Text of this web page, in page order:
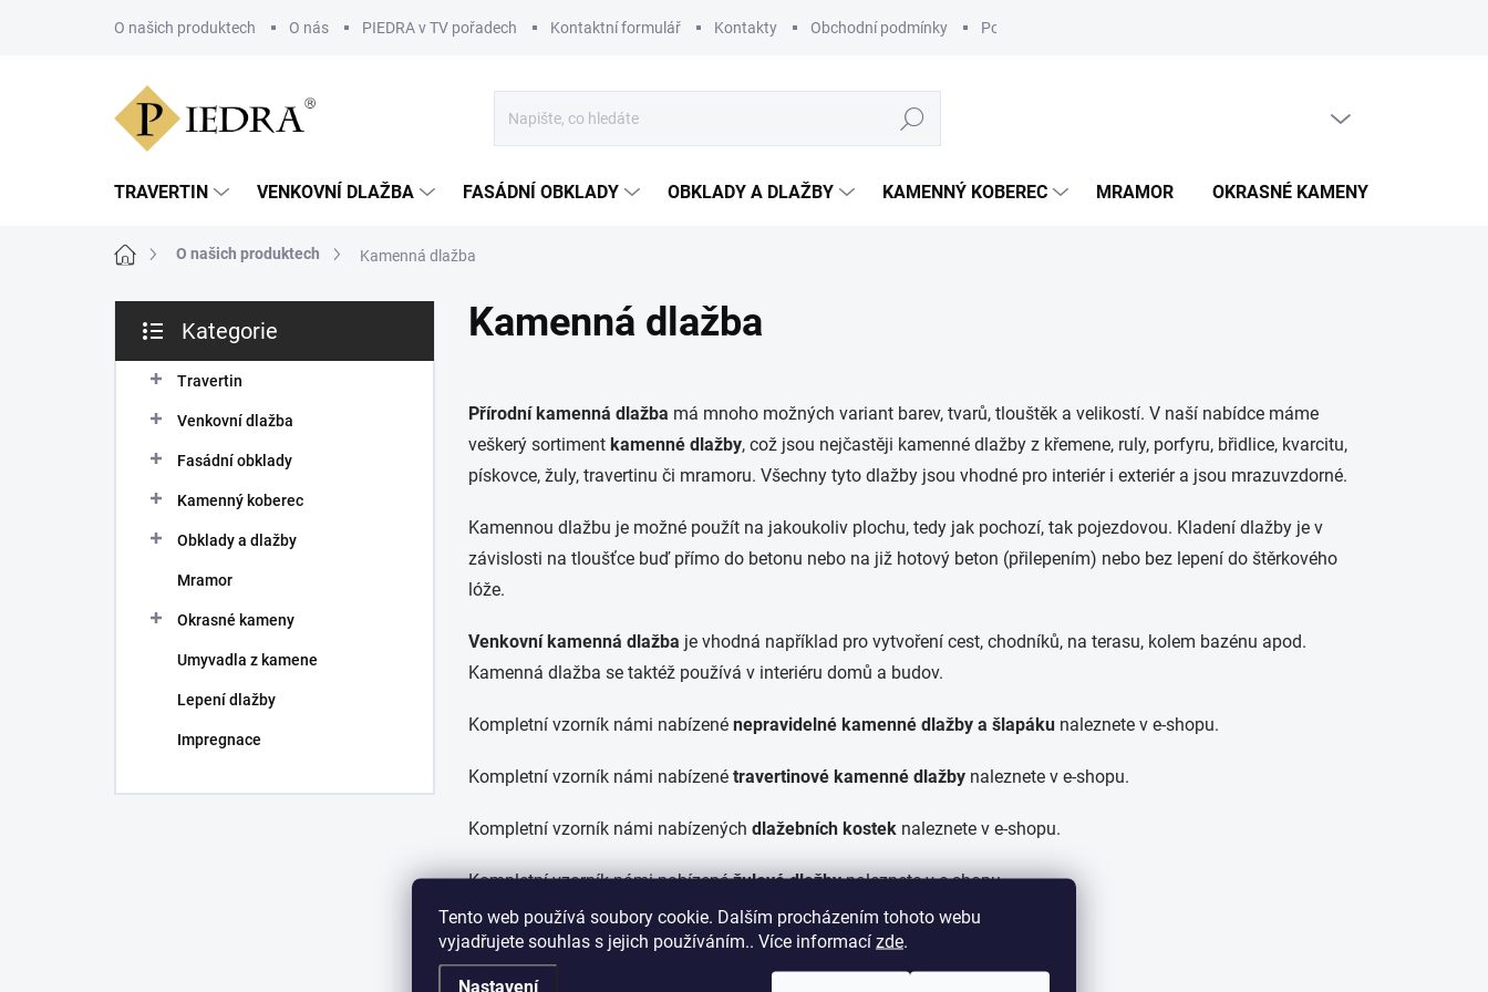
Tento web používá soubory cookie. Dalším procházením tohoto webu
vyjadřujete souhlas s jejich používáním.. Více informací zde.
Nastavení
O našich produktech O nás PIEDRA v TV pořadech Kontaktní formulář Kontakty Obchodní podmínky Podmínky ochrany osobních údajů
Hledat
TRAVERTIN VENKOVNÍ DLAŽBA FASÁDNÍ OBKLADY OBKLADY A DLAŽBY KAMENNÝ KOBEREC MRAMOR OKRASNÉ KAMENY
Domů O našich produktech Kamenná dlažba
s
Přeskočit
kategorie
Kategorie
Travertin
Venkovní dlažba
Fasádní obklady
Kamenný koberec
Obklady a dlažby
Mramor
Okrasné kameny
Umyvadla z kamene
Lepení dlažby
Impregnace
Kamenná dlažba
Přírodní kamenná dlažba má mnoho možných variant barev, tvarů, tlouštěk a velikostí. V naší nabídce máme
veškerý sortiment kamenné dlažby, což jsou nejčastěji kamenné dlažby z křemene, ruly, porfyru, břidlice, kvarcitu,
pískovce, žuly, travertinu či mramoru. Všechny tyto dlažby jsou vhodné pro interiér i exteriér a jsou mrazuvzdorné.
Kamennou dlažbu je možné použít na jakoukoliv plochu, tedy jak pochozí, tak pojezdovou. Kladení dlažby je v
závislosti na tloušťce buď přímo do betonu nebo na již hotový beton (přilepením) nebo bez lepení do štěrkového
lóže.
Venkovní kamenná dlažba je vhodná například pro vytvoření cest, chodníků, na terasu, kolem bazénu apod.
Kamenná dlažba se taktéž používá v interiéru domů a budov.
Kompletní vzorník námi nabízené nepravidelné kamenné dlažby a šlapáku naleznete v e-shopu.
Kompletní vzorník námi nabízené travertinové kamenné dlažby naleznete v e-shopu.
Kompletní vzorník námi nabízených dlažebních kostek naleznete v e-shopu.
Kompletní vzorník námi nabízenéžulové dlažbynaleznete v e-shopu.
Kompletní vzorník námi nabízenémramorové dlažbynaleznete v e-shopu.